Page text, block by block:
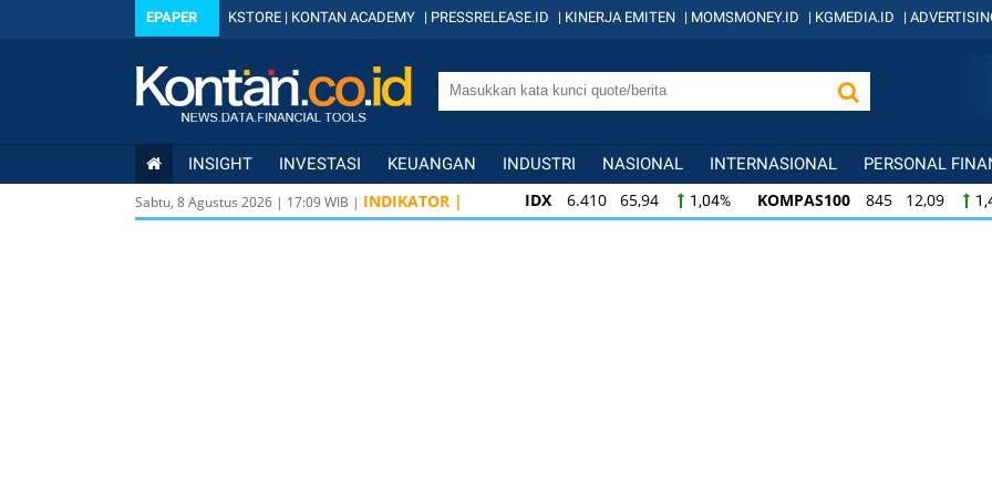
EPAPER KSTORE | KONTAN ACADEMY | PRESSRELEASE.ID | KINERJA EMITEN | MOMSMONEY.ID | KGMEDIA.ID |
INSIGHT INVESTASI KEUANGAN INDUSTRI NASIONAL INTERNASIONAL PERSONAL
Sabtu, 8 Agustus 2026 | 17:09WIB | INDIKATOR | IDX 6.410 65,94 1,04% KOMPAS100 845 12,09
KOMPAS100
845 12,09 1,45% LQ45 640 9,44